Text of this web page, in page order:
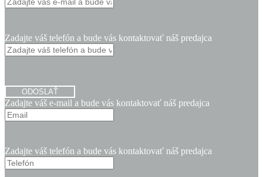
Zadajte váš telefón a bude vás kontaktovať náš predajca
ODOSLAŤ
Zadajte váš e-mail a bude vás kontaktovať náš predajca
Zadajte váš telefón a bude vás kontaktovať náš predajca